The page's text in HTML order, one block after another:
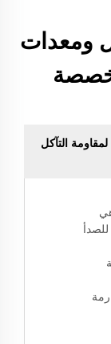
ومعدات
لمقاومة التآكل
للصدأ